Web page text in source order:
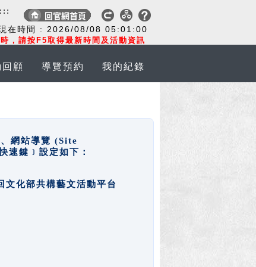
在時間 : 2026/08/08 05:01:01
，請按F5取得最新時間及活動資訊
:::
顧 導覽預約 我的紀錄
網站導覽 (Site
鍵﹞設定如下：
化部共構藝文活動平台